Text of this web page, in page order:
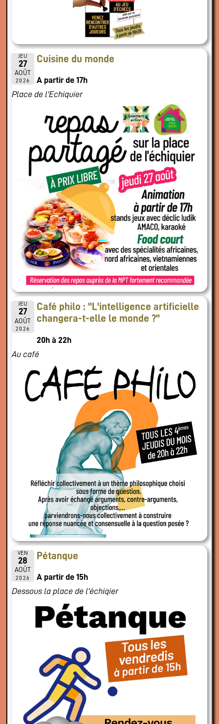
JEU
27
AOÛT
2026
Cuisine du monde
A partir de 17h
Place de l'Echiquier
JEU
27
AOÛT
2026
Café philo : "L'intelligence artificielle
changera-t-elle le monde ?"
20h à 22h
Au café
VEN
28
AOÛT
2026
Pétanque
A partir de 15h
Dessous la place de l'échiqier